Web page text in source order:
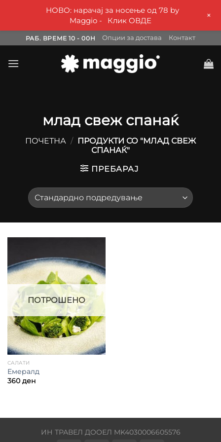
to
content
РАБ. ВРЕМЕ 10 - 00H Опции за достава Контакт
млад свеж спанаќ
ПОЧЕТНА / ПРОДУКТИ СО "МЛАД СВЕЖ
СПАНАЌ"
ПРЕБАРАЈ
ПОТРОШЕНО
САЛАТИ
Емералд
360 ден
ИН ТРАВЕЛ ДООЕЛ MK4030006605576
НОВО: нарачај за носење од 78 by
Maggio -
Клик ОВДЕ +